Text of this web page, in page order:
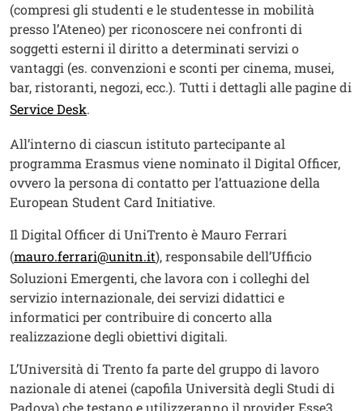
(compresi gli studenti e le studentesse in mobilità
presso l’Ateneo) per riconoscere nei confronti di
soggetti esterni il diritto a determinati servizi o
vantaggi (es. convenzioni e sconti per cinema, musei,
bar, ristoranti, negozi, ecc.). Tutti i dettagli alle pagine di
Service Desk.
All’interno di ciascun istituto partecipante al
programma Erasmus viene nominato il Digital Officer,
ovvero la persona di contatto per l’attuazione della
European Student Card Initiative.
Il Digital Officer di UniTrento è Mauro Ferrari
(mauro.ferrari@unitn.it), responsabile dell’Ufficio
Soluzioni Emergenti, che lavora con i colleghi del
servizio internazionale, dei servizi didattici e
informatici per contribuire di concerto alla
realizzazione degli obiettivi digitali.
L’Università di Trento fa parte del gruppo di lavoro
nazionale di atenei (capofila Università degli Studi di
Padova) che testano e utilizzeranno il provider Esse3